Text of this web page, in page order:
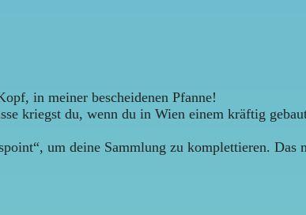
in meiner bescheidenen Pfanne!
kriegst du, wenn du in Wien einem kräftig
um deine Sammlung zu komplettieren.